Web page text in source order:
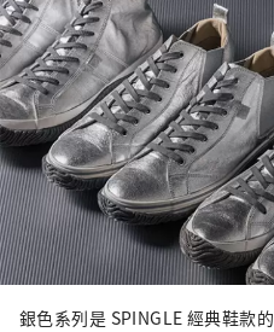
銀色系列是 SPINGLE 經典鞋款